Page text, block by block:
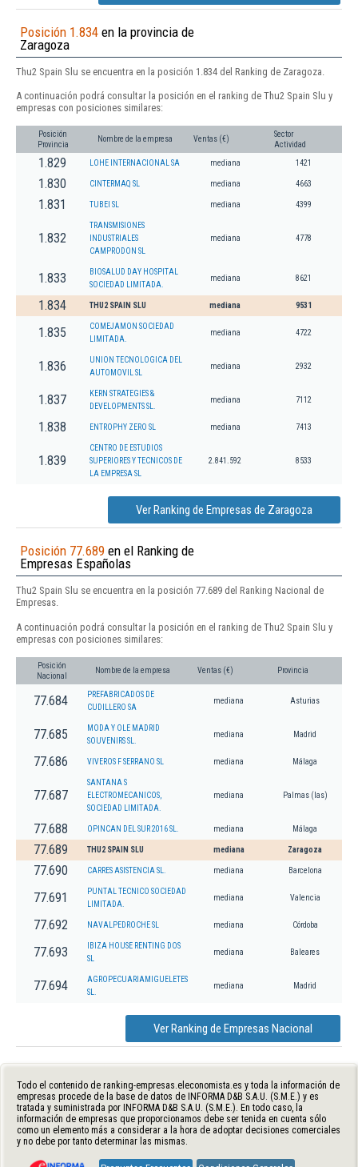
Posición 1.834 en la provincia de
Zaragoza
Thu2 Spain Slu se encuentra en la posición 1.834 del Ranking de Zaragoza.
A continuación podrá consultar la posición en el ranking de Thu2 Spain Slu y
empresas con posiciones similares:
Posición
Provincia
Nombre de la empresa Ventas (€)
Sector
Actividad
1.829 LOHE INTERNACIONAL SA mediana 1421
1.830 CINTERMAQ SL mediana 4663
1.831 TUBEI SL mediana 4399
1.832
TRANSMISIONES
INDUSTRIALES
CAMPRODON SL
mediana 4778
1.833
BIOSALUD DAY HOSPITAL
SOCIEDAD LIMITADA.
mediana 8621
1.834 THU2 SPAIN SLU mediana 9531
1.835
COMEJAMON SOCIEDAD
LIMITADA.
mediana 4722
1.836
UNION TECNOLOGICA DEL
AUTOMOVIL SL
mediana 2932
1.837
KERN STRATEGIES &
DEVELOPMENTS SL.
mediana 7112
1.838 ENTROPHY ZERO SL mediana 7413
1.839
CENTRO DE ESTUDIOS
SUPERIORES Y TECNICOS DE
LA EMPRESA SL
2.841.592 8533
Ver Ranking de Empresas de Zaragoza
Posición 77.689 en el Ranking de
Empresas Españolas
Thu2 Spain Slu se encuentra en la posición 77.689 del Ranking Nacional de
Empresas.
A continuación podrá consultar la posición en el ranking de Thu2 Spain Slu y
empresas con posiciones similares:
Posición
Nacional
Nombre de la empresa Ventas (€) Provincia
77.684
PREFABRICADOS DE
CUDILLERO SA
mediana Asturias
77.685
MODA Y OLE MADRID
SOUVENIRS SL.
mediana Madrid
77.686 VIVEROS F SERRANO SL mediana Málaga
77.687
SANTANA S
ELECTROMECANICOS,
SOCIEDAD LIMITADA.
mediana Palmas (las)
77.688 OPINCAN DEL SUR 2016 SL. mediana Málaga
77.689 THU2 SPAIN SLU mediana Zaragoza
77.690 CARRES ASISTENCIA SL. mediana Barcelona
77.691
PUNTAL TECNICO SOCIEDAD
LIMITADA.
mediana Valencia
77.692 NAVALPEDROCHE SL mediana Córdoba
77.693
IBIZA HOUSE RENTING DOS
SL
mediana Baleares
77.694
AGROPECUARIAMIGUELETES
SL.
mediana Madrid
Ver Ranking de Empresas Nacional
Todo el contenido de ranking-empresas.eleconomista.es y toda la información de
empresas procede de la base de datos de INFORMA D&B S.A.U. (S.M.E.) y es
tratada y suministrada por INFORMA D&B S.A.U. (S.M.E.). En todo caso, la
información de empresas que proporcionamos debe ser tenida en cuenta sólo
como un elemento más a considerar a la hora de adoptar decisiones comerciales
y no debe por tanto determinar las mismas.